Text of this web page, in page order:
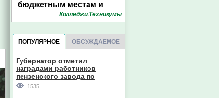
бюджетным местам и
конкурсу. Инфографика
1pnz
Колледжи,Техникумы
ПОПУЛЯРНОЕ ОБСУЖДАЕМОЕ
Губернатор отметил
наградами работников
пензенского завода по
производству станков
1535